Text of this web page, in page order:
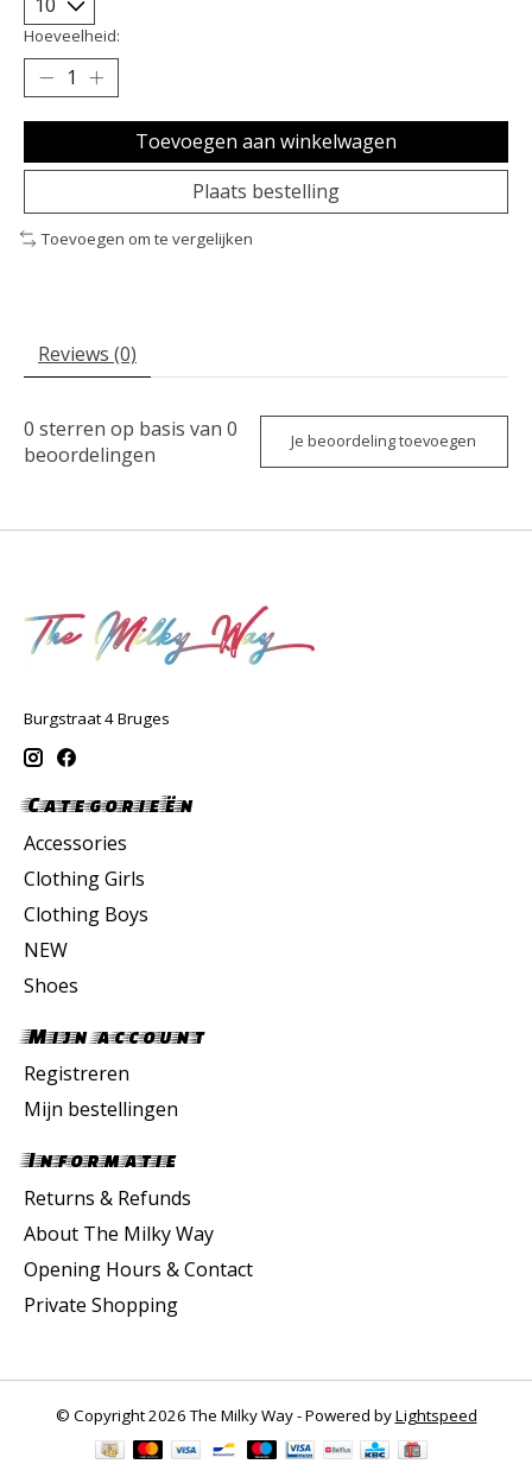
Hoeveelheid:
Toevoegen aan winkelwagen
Plaats bestelling
Toevoegen om te vergelijken
Reviews (0)
0 sterren op basis van 0
beoordelingen
Je beoordeling toevoegen
Burgstraat 4 Bruges
Categorieën
Accessories
Clothing Girls
Clothing Boys
NEW
Shoes
Mijn account
Registreren
Mijn bestellingen
Informatie
Returns & Refunds
About The Milky Way
Opening Hours & Contact
Private Shopping
© Copyright 2026 The Milky Way - Powered byLightspeed